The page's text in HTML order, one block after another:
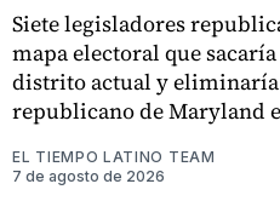
Siete legisladores
mapa electoral que
distrito actual y eliminaría
republicano de Maryland
EL TIEMPO LATINO TEAM
7 de agosto de 2026